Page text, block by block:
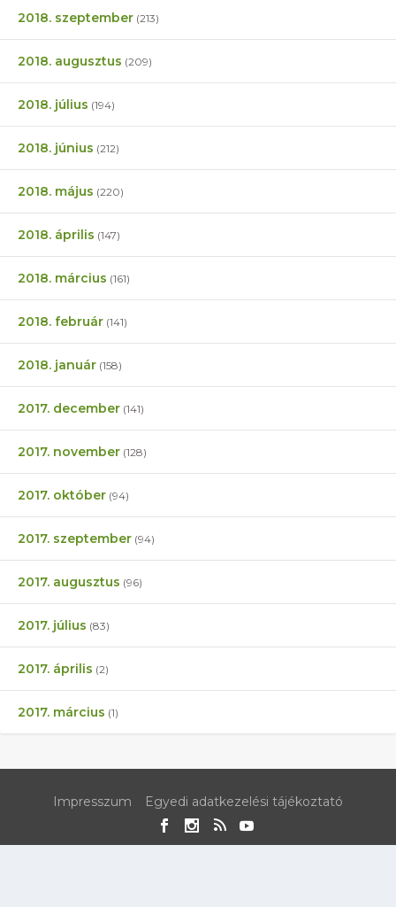
2018. szeptember (213)
2018. augusztus (209)
2018. július (194)
2018. június (212)
2018. május (220)
2018. április (147)
2018. március (161)
2018. február (141)
2018. január (158)
2017. december (141)
2017. november (128)
2017. október (94)
2017. szeptember (94)
2017. augusztus (96)
2017. július (83)
2017. április (2)
2017. március (1)
Impresszum Egyedi adatkezelési tájékoztató